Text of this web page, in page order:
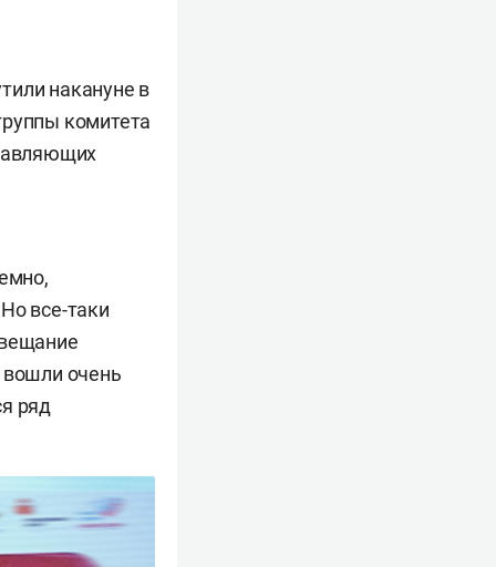
накануне в
комитета
все-таки
очень
ряд